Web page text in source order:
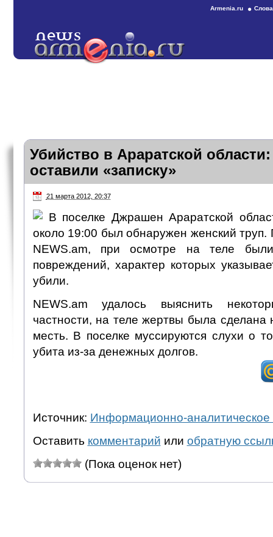
Armenia.ru
Убийство в Араратской
оставили «записку»
21 марта 2012, 20:37
В поселке Джрашен Араратской
около 19:00 был обнаружен женский
NEWS.am, при осмотре на теле
повреждений, характер которых
убили.
NEWS.am удалось выяснить
частности, на теле жертвы была сделана
месть. В поселке муссируются слухи о
убита из-за денежных долгов.
Источник: Информационно-аналитическое
Оставить комментарий или обратную
(Пока оценок нет)